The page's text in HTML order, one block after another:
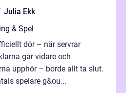
Julia Ekk
& Spel
dör – när servrar
går vidare och
upphör – borde allt ta slut.
spelare g&ou...